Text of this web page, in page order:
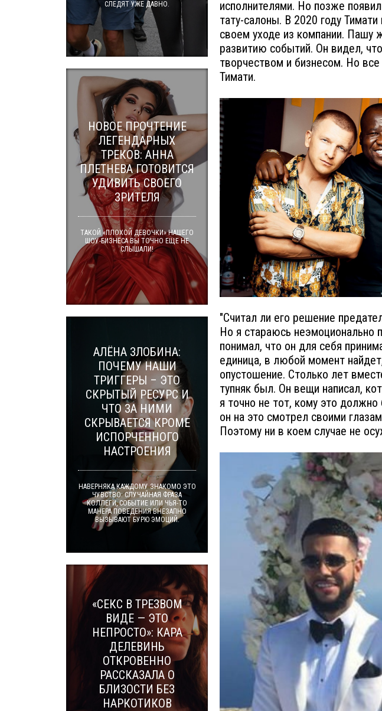
исполнителями. Но позже
тату-салоны. В 2020 году
своем уходе из компании. Пашу
развитию событий. Он видел,
творчеством и бизнесом. Но
Тимати.
"Считал ли его решение
Но я стараюсь неэмоционально
понимал, что он для себя
единица, в любой момент
опустошение. Столько лет
тупняк был. Он вещи написал,
я точно не тот, кому это
он на это смотрел своими
Поэтому ни в коем случае не
СЛЕДЯТ УЖЕ ДАВНО.
НОВОЕ ПРОЧТЕНИЕ
ЛЕГЕНДАРНЫХ
ТРЕКОВ: АННА
ПЛЕТНЕВА ГОТОВИТСЯ
УДИВИТЬ СВОЕГО
ЗРИТЕЛЯ
ТАКОЙ «ПЛОХОЙ ДЕВОЧКИ» НАШЕГО
ШОУ-БИЗНЕСА ВЫ ТОЧНО ЕЩЕ НЕ
СЛЫШАЛИ!
АЛЁНА ЗЛОБИНА:
ПОЧЕМУ НАШИ
ТРИГГЕРЫ – ЭТО
СКРЫТЫЙ РЕСУРС И
ЧТО ЗА НИМИ
СКРЫВАЕТСЯ КРОМЕ
ИСПОРЧЕННОГО
НАСТРОЕНИЯ
НАВЕРНЯКА КАЖДОМУ ЗНАКОМО ЭТО
ЧУВСТВО: СЛУЧАЙНАЯ ФРАЗА
КОЛЛЕГИ, СОБЫТИЕ ИЛИ ЧЬЯ-ТО
МАНЕРА ПОВЕДЕНИЯ ВНЕЗАПНО
ВЫЗЫВАЮТ БУРЮ ЭМОЦИЙ.
«СЕКС В ТРЕЗВОМ
ВИДЕ — ЭТО
НЕПРОСТО»: КАРА
ДЕЛЕВИНЬ
ОТКРОВЕННО
РАССКАЗАЛА О
БЛИЗОСТИ БЕЗ
НАРКОТИКОВ